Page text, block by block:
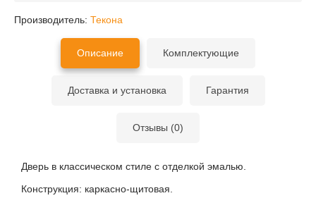
Производитель: Текона
Описание Комплектующие
Доставка и установка Гарантия
Отзывы (0)
Дверь в классическом стиле с отделкой эмалью.
Конструкция: каркасно-щитовая.